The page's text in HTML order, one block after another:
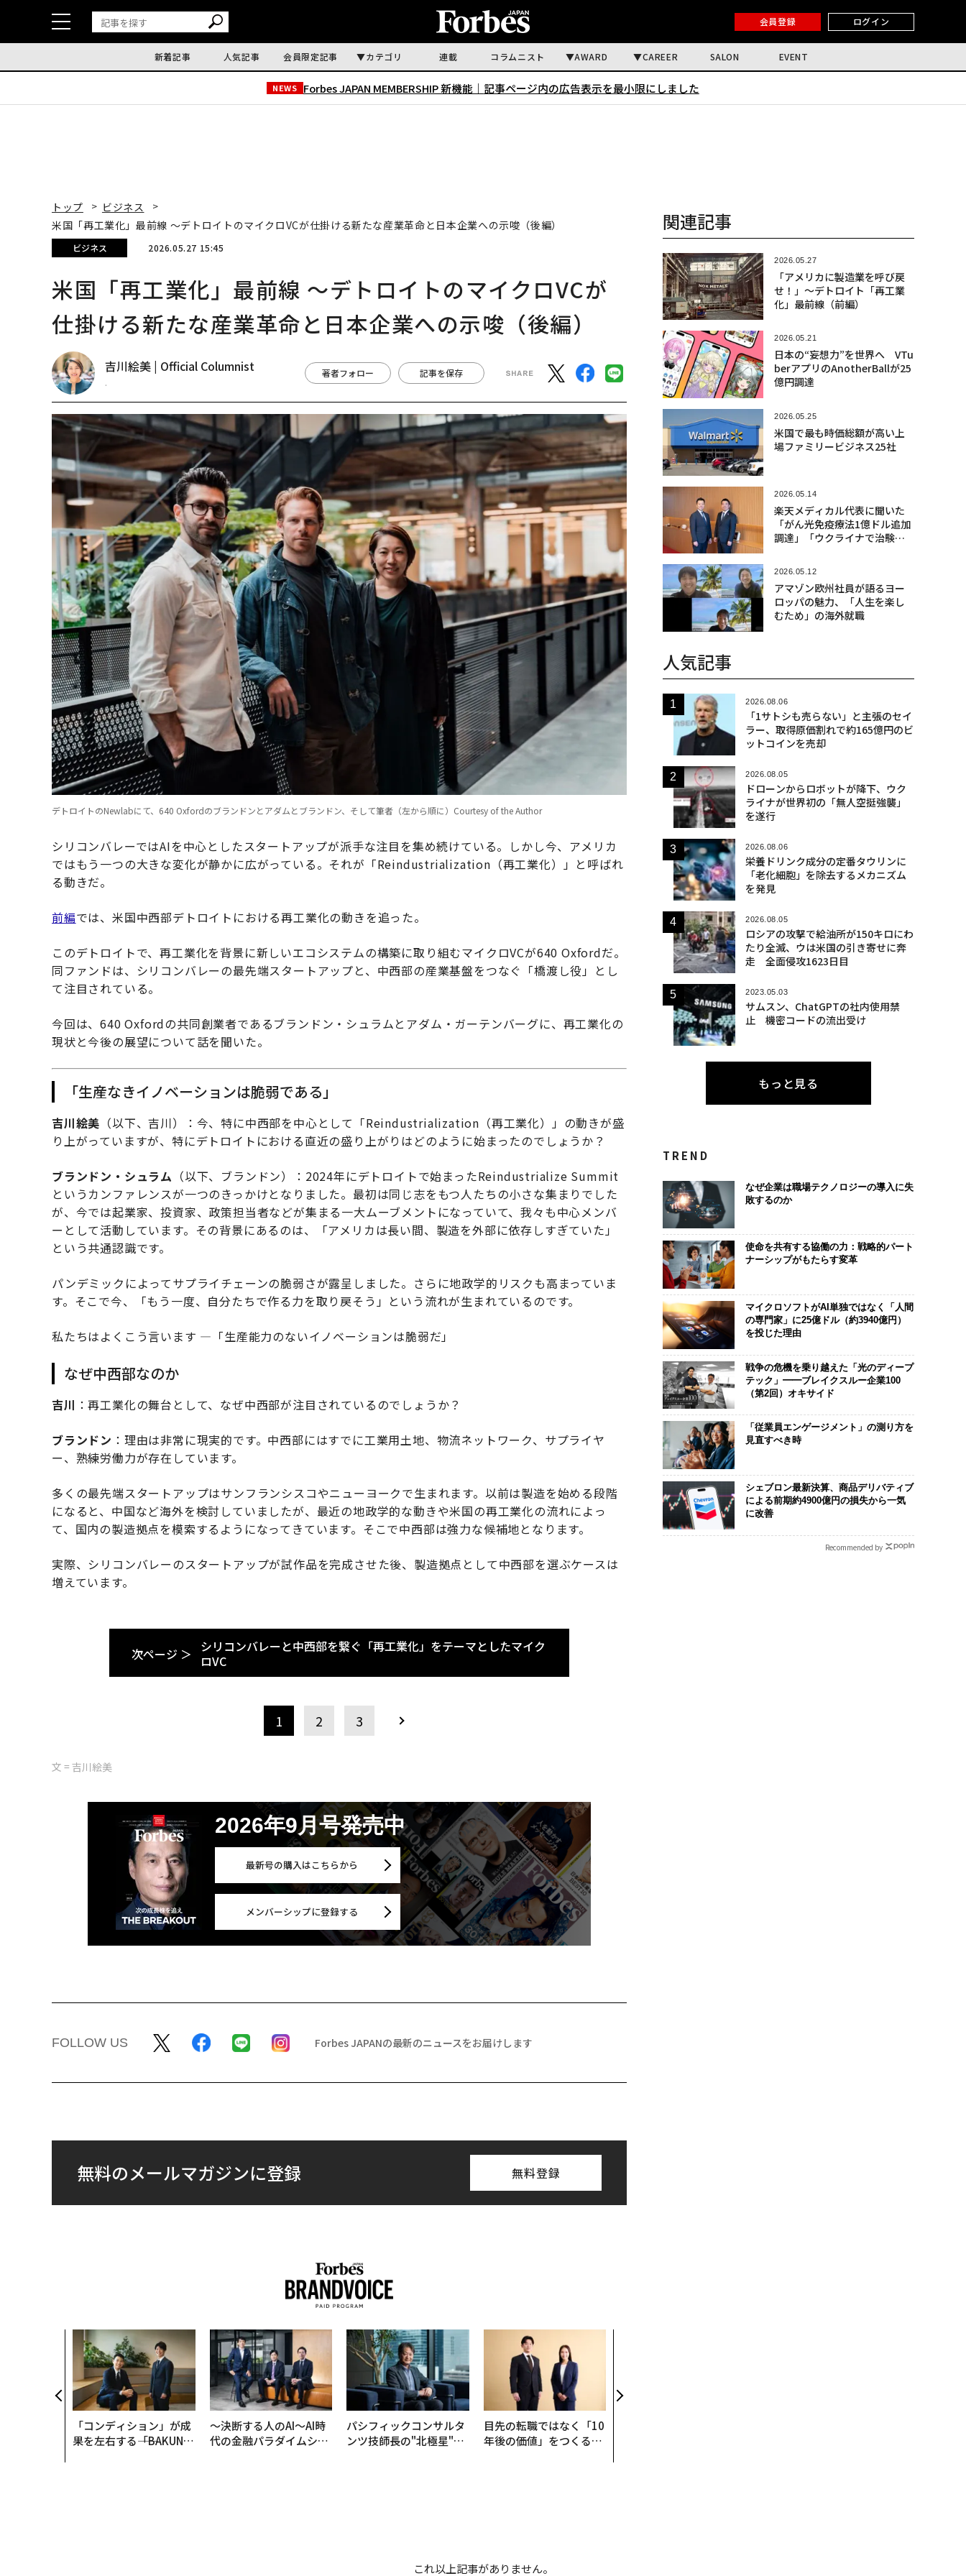
会員登録 ログイン
新着記事 人気記事 会員限定記事 カテゴリ 連載 コラムニスト AWARD CAREER SALON EVENT
NEWS Forbes JAPAN MEMBERSHIP 新機能｜ 記事ページ内の広告表示を最小限にしました
トップ
ビジネス
米国「再工業化」最前線 〜デトロイトのマイクロVCが仕掛ける新たな産業革命と日本企業への示唆（後編）
ビジネス 2026.05.27 15:45
米国「再工業化」最前線 〜デトロイトのマイクロVCが
仕掛ける新たな産業革命と日本企業への示唆（後編）
吉川絵美 | Official Columnist
.
著者フォロー 記事を保存
デトロイトのNewlabにて、640 Oxfordのブランドンとアダムとブランドン、そして筆者（左から順に）Courtesy of the Author
シリコンバレーではAIを中心としたスタートアップが派手な注目を集め続けている。しかし今、アメリカ
ではもう一つの大きな変化が静かに広がっている。それが「Reindustrialization（再工業化）」と呼ばれ
る動きだ。
前編では、米国中西部デトロイトにおける再工業化の動きを追った。
このデトロイトで、再工業化を背景に新しいエコシステムの構築に取り組むマイクロVCが640 Oxfordだ。
同ファンドは、シリコンバレーの最先端スタートアップと、中西部の産業基盤をつなぐ「橋渡し役」とし
て注目されている。
今回は、640 Oxfordの共同創業者であるブランドン・シュラムとアダム・ガーテンバーグに、再工業化の
現状と今後の展望について話を聞いた。
「生産なきイノベーションは脆弱である」
吉川絵美 （以下、吉川）：今、特に中西部を中心として「Reindustrialization（再工業化）」の動きが盛
り上がっていますが、特にデトロイトにおける直近の盛り上がりはどのように始まったのでしょうか？
ブランドン・シュラム （以下、ブランドン）：2024年にデトロイトで始まったReindustrialize Summit
というカンファレンスが一つのきっかけとなりました。最初は同じ志をもつ人たちの小さな集まりでした
が、今では起業家、投資家、政策担当者などが集まる一大ムーブメントになっていて、我々も中心メンバ
ーとして活動しています。その背景にあるのは、「アメリカは長い間、製造を外部に依存しすぎていた」
という共通認識です。
パンデミックによってサプライチェーンの脆弱さが露呈しました。さらに地政学的リスクも高まっていま
す。そこで今、「もう一度、自分たちで作る力を取り戻そう」という流れが生まれているのです。
私たちはよくこう言います —「生産能力のないイノベーションは脆弱だ」
なぜ中西部なのか
吉川 ：再工業化の舞台として、なぜ中西部が注目されているのでしょうか？
ブランドン ：理由は非常に現実的です。中西部にはすでに工業用土地、物流ネットワーク、サプライヤ
ー、熟練労働力が存在しています。
多くの最先端スタートアップはサンフランシスコやニューヨークで生まれます。以前は製造を始める段階
になると、中国など海外を検討していましたが、最近の地政学的な動きや米国の再工業化の流れによっ
て、国内の製造拠点を模索するようになってきています。そこで中西部は強力な候補地となります。
実際、シリコンバレーのスタートアップが試作品を完成させた後、製造拠点として中西部を選ぶケースは
増えています。
次ページ ＞
シリコンバレーと中西部を繋ぐ「再工業化」をテーマとしたマイク
ロVC
1 2 3
文 = 吉川絵美
2026年9月号発売中
最新号の購入はこちらから
メンバーシップに登録する
FOLLOW US Forbes JAPANの最新のニュースをお届けします
無料のメールマガジンに登録 無料登録
「コンディション」が成
果を左右する――「BAKUN
〜決断する人のAI〜AI時
代の金融パラダイムシフ
パシフィックコンサルタ
ンツ技師長の"北極星"。
目先の転職ではなく「10
年後の価値」をつくる─
学
関連記事
2026.05.27
「アメリカに製造業を呼び戻
せ！」〜デトロイト「再工業
化」最前線（前編）
2026.05.21
日本の“妄想力”を世界へ VTu
berアプリのAnotherBallが25
億円調達
2026.05.25
米国で最も時価総額が高い上
場ファミリービジネス25社
2026.05.14
楽天メディカル代表に聞いた
「がん光免疫療法1億ドル追加
調達」「ウクライナで治験」
2026.05.12
アマゾン欧州社員が語るヨー
ロッパの魅力、「人生を楽し
むため」の海外就職
人気記事
2026.08.06
「1サトシも売らない」と主張のセイ
ラー、取得原価割れで約165億円のビ
ットコインを売却
2026.08.05
ドローンからロボットが降下、ウク
ライナが世界初の「無人空挺強襲」
を遂行
2026.08.06
栄養ドリンク成分の定番タウリンに
「老化細胞」を除去するメカニズム
を発見
2026.08.05
ロシアの攻撃で給油所が150キロにわ
たり全滅、ウは米国の引き寄せに奔
走 全面侵攻1623日目
2023.05.03
サムスン、ChatGPTの社内使用禁
止 機密コードの流出受け
もっと見る
TREND
なぜ企業は職場テクノロジーの導入に失
敗するのか
使命を共有する協働の力：戦略的パート
ナーシップがもたらす変革
マイクロソフトがAI単独ではなく「人間
の専門家」に25億ドル（約3940億円）
を投じた理由
戦争の危機を乗り越えた「光のディープ
テック」━━ブレイクスルー企業100
（第2回）オキサイド
「従業員エンゲージメント」の測り方を
見直すべき時
シェブロン最新決算、商品デリバティブ
による前期約4900億円の損失から一気
に改善
Recommended by
これ以上記事がありません。